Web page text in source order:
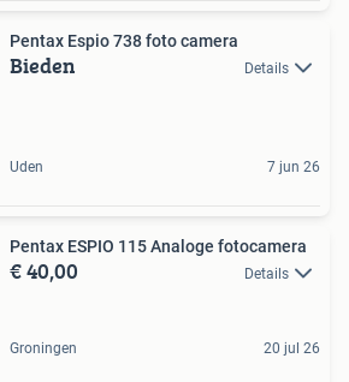
Pentax Espio 738 foto camera
Bieden Details
Uden 7 jun 26
Pentax ESPIO 115 Analoge fotocamera
€ 40,00 Details
Groningen 20 jul 26